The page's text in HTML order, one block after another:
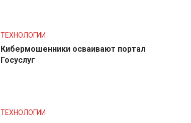
ТЕХНОЛОГИИ
Кибермошенники осваивают портал
Госуслуг
ТЕХНОЛОГИИ